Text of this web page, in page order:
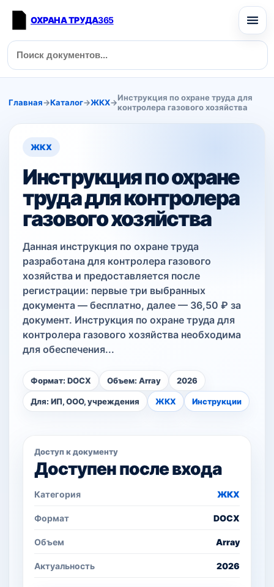
ОХРАНА ТРУДА365
Главная→Каталог→ЖКХ→Инструкция по охране труда для
контролера газового хозяйства
ЖКХ
Инструкция по охране
труда для контролера
газового хозяйства
Данная инструкция по охране труда
разработана для контролера газового
хозяйства и предоставляется после
регистрации: первые три выбранных
документа — бесплатно, далее — 36,50 ₽ за
документ. Инструкция по охране труда для
контролера газового хозяйства необходима
для обеспечения...
Формат: DOCX Объем: Array 2026
Для: ИП, ООО, учреждения ЖКХ Инструкции
Доступ к документу
Доступен после входа
Категория ЖКХ
Формат DOCX
Объем Array
Актуальность 2026